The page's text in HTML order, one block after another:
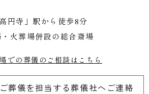
高円寺」駅から徒歩8分
火葬場併設の総合斎場
での葬儀のご相談はこちら
葬儀を担当する葬儀社へご連絡